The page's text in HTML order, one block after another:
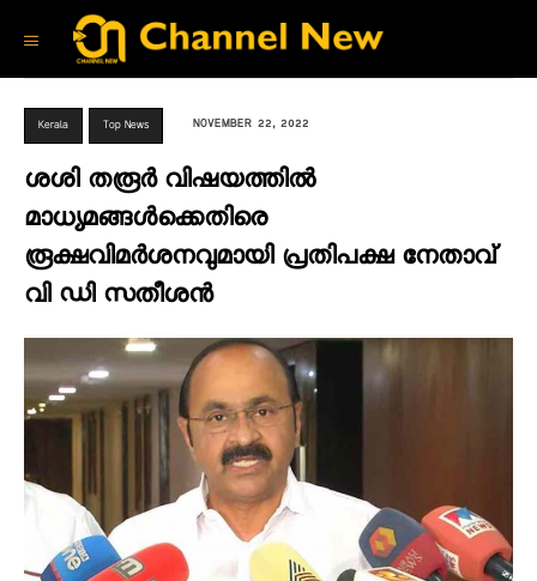
Kerala Top News NOVEMBER 22, 2022
ശശി തരൂര്‍ വിഷയത്തില്‍
മാധ്യമങ്ങള്‍ക്കെതിരെ
രൂക്ഷവിമര്‍ശനവുമായി പ്രതിപക്ഷ നേതാവ്
വി ഡി സതീശന്‍